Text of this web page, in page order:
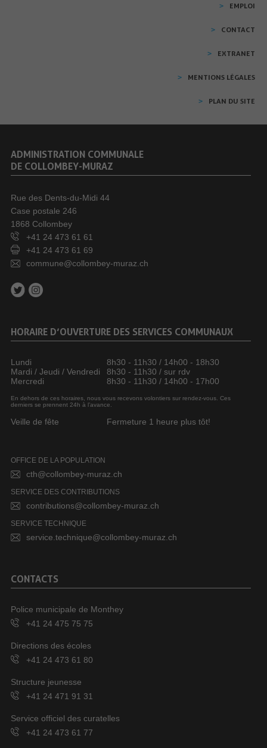
EMPLOI
CONTACT
EXTRANET
MENTIONS LÉGALES
PLAN DU SITE
ADMINISTRATION COMMUNALE
DE COLLOMBEY-MURAZ
Rue des Dents-du-Midi 44
Case postale 246
1868 Collombey
+41 24 473 61 61
+41 24 473 61 69
commune@collombey-muraz.ch
HORAIRE D’OUVERTURE DES SERVICES COMMUNAUX
Lundi
8h30 - 11h30 / 14h00 - 18h30
Mardi / Jeudi / Vendredi
8h30 - 11h30 / sur rdv
Mercredi
8h30 - 11h30 / 14h00 - 17h00
En dehors de ces horaires, nous vous recevons volontiers sur rendez-vous. Ces
derniers se prennent 24h à l’avance.
Veille de fête Fermeture 1 heure plus tôt!
OFFICE DE LA POPULATION
cth@collombey-muraz.ch
SERVICE DES CONTRIBUTIONS
contributions@collombey-muraz.ch
SERVICE TECHNIQUE
service.technique@collombey-muraz.ch
CONTACTS
Police municipale de Monthey
+41 24 475 75 75
Directions des écoles
+41 24 473 61 80
Structure jeunesse
+41 24 471 91 31
Service officiel des curatelles
+41 24 473 61 77